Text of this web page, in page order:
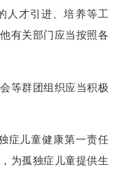
人才引进、培养等工
有关部门应当按照各
等群团组织应当积极
症儿童健康第一责任
为孤独症儿童提供生